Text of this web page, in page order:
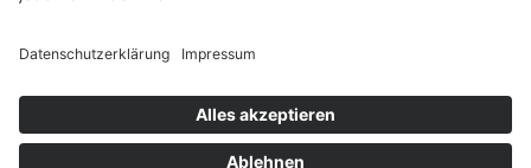
Warenkorb 0